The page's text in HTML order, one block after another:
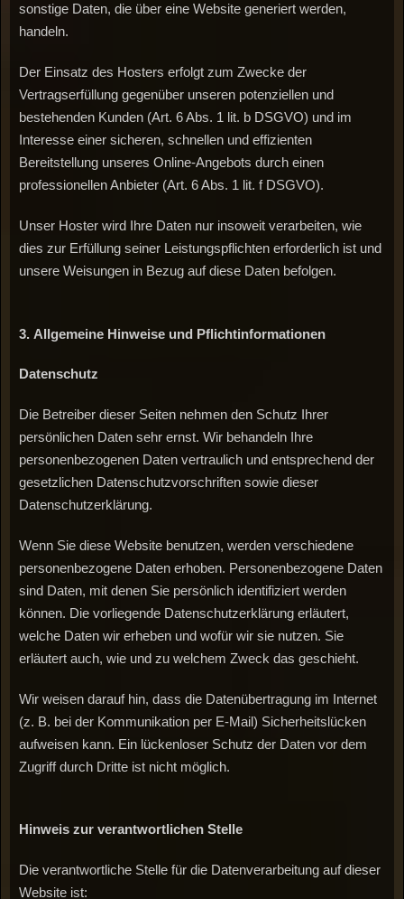
sonstige Daten, die über eine Website generiert werden,
handeln.
Der Einsatz des Hosters erfolgt zum Zwecke der
Vertragserfüllung gegenüber unseren potenziellen und
bestehenden Kunden (Art. 6 Abs. 1 lit. b DSGVO) und im
Interesse einer sicheren, schnellen und effizienten
Bereitstellung unseres Online-Angebots durch einen
professionellen Anbieter (Art. 6 Abs. 1 lit. f DSGVO).
Unser Hoster wird Ihre Daten nur insoweit verarbeiten, wie
dies zur Erfüllung seiner Leistungspflichten erforderlich ist und
unsere Weisungen in Bezug auf diese Daten befolgen.
3. Allgemeine Hinweise und Pflichtinformationen
Datenschutz
Die Betreiber dieser Seiten nehmen den Schutz Ihrer
persönlichen Daten sehr ernst. Wir behandeln Ihre
personenbezogenen Daten vertraulich und entsprechend der
gesetzlichen Datenschutzvorschriften sowie dieser
Datenschutzerklärung.
Wenn Sie diese Website benutzen, werden verschiedene
personenbezogene Daten erhoben. Personenbezogene Daten
sind Daten, mit denen Sie persönlich identifiziert werden
können. Die vorliegende Datenschutzerklärung erläutert,
welche Daten wir erheben und wofür wir sie nutzen. Sie
erläutert auch, wie und zu welchem Zweck das geschieht.
Wir weisen darauf hin, dass die Datenübertragung im Internet
(z. B. bei der Kommunikation per E-Mail) Sicherheitslücken
aufweisen kann. Ein lückenloser Schutz der Daten vor dem
Zugriff durch Dritte ist nicht möglich.
Hinweis zur verantwortlichen Stelle
Die verantwortliche Stelle für die Datenverarbeitung auf dieser
Website ist: